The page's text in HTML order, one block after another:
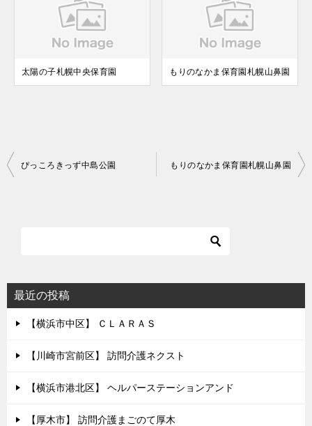
太陽の子札幌中央保育園 もりのなかま保育園札幌山鼻園
投
シ
ョ
ぴっころきっず中島公園 もりのなかま保育園札幌山鼻園
最近の投稿
【横浜市中区】 ＣＬＡＲＡＳ
【川崎市宮前区】 訪問介護ネクスト
【横浜市港北区】 ヘルパーステーションアンド
【厚木市】 訪問介護まごのて厚木